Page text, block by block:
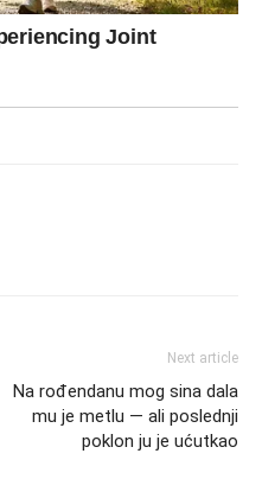
Next article
Na rođendanu mog sina dala
mu je metlu — ali poslednji
poklon ju je ućutkao